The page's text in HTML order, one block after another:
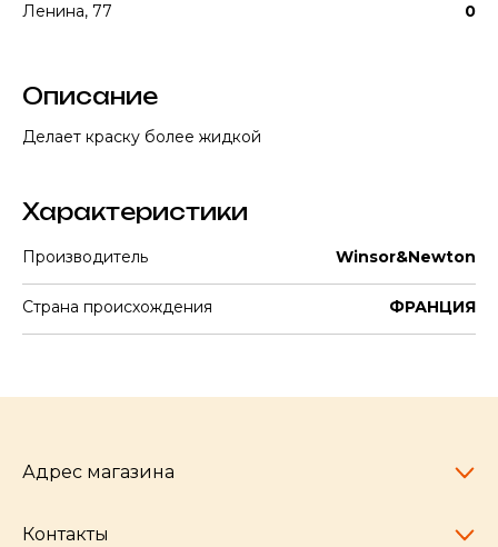
Ленина, 77 0
Описание
Делает краску более жидкой
Характеристики
Производитель Winsor&Newton
Страна происхождения ФРАНЦИЯ
Адрес магазина
Челябинск,
Контакты